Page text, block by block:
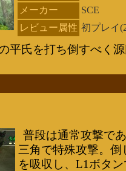
メーカー
SCE
レビュー属性 初プレイ
平氏を打ち倒すべく
普段は通常攻撃で
三角で特殊攻撃。
を吸収し、L1ボタ